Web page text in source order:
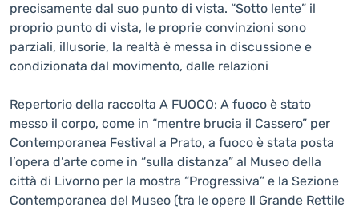
precisamente dal suo punto di vista. “Sotto lente” il
proprio punto di vista, le proprie convinzioni sono
parziali, illusorie, la realtà è messa in discussione e
condizionata dal movimento, dalle relazioni
Repertorio della raccolta A FUOCO: A fuoco è stato
messo il corpo, come in “mentre brucia il Cassero” per
Contemporanea Festival a Prato, a fuoco è stata posta
l’opera d’arte come in “sulla distanza” al Museo della
città di Livorno per la mostra “Progressiva” e la Sezione
Contemporanea del Museo (tra le opere Il Grande Rettile